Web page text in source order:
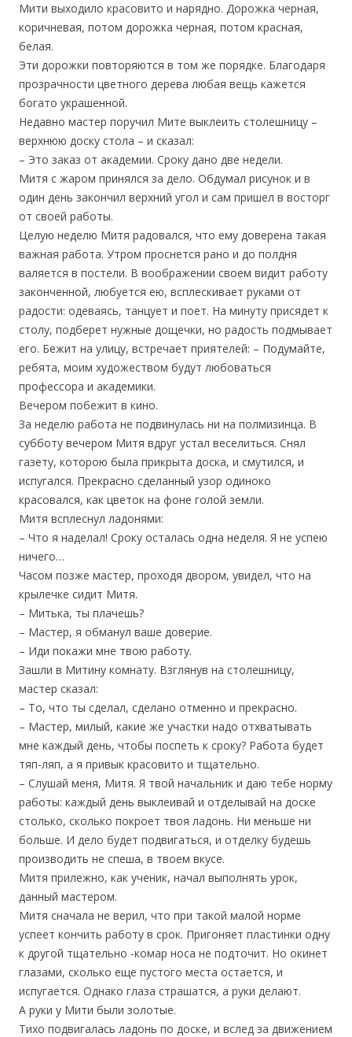
Мити выходило красовито и нарядно. Дорожка черная,
коричневая, потом дорожка черная, потом красная,
белая.
Эти дорожки повторяются в том же порядке. Благодаря
прозрачности цветного дерева любая вещь кажется
богато украшенной.
Недавно мастер поручил Мите выклеить столешницу –
верхнюю доску стола – и сказал:
– Это заказ от академии. Сроку дано две недели.
Митя с жаром принялся за дело. Обдумал рисунок и в
один день закончил верхний угол и сам пришел в восторг
от своей работы.
Целую неделю Митя радовался, что ему доверена такая
важная работа. Утром проснется рано и до полдня
валяется в постели. В воображении своем видит работу
законченной, любуется ею, всплескивает руками от
радости: одеваясь, танцует и поет. На минуту присядет к
столу, подберет нужные дощечки, но радость подмывает
его. Бежит на улицу, встречает приятелей: – Подумайте,
ребята, моим художеством будут любоваться
профессора и академики.
Вечером побежит в кино.
За неделю работа не подвинулась ни на полмизинца. В
субботу вечером Митя вдруг устал веселиться. Снял
газету, которою была прикрыта доска, и смутился, и
испугался. Прекрасно сделанный узор одиноко
красовался, как цветок на фоне голой земли.
Митя всплеснул ладонями:
– Что я наделал! Сроку осталась одна неделя. Я не успею
ничего…
Часом позже мастер, проходя двором, увидел, что на
крылечке сидит Митя.
– Митька, ты плачешь?
– Мастер, я обманул ваше доверие.
– Иди покажи мне твою работу.
Зашли в Митину комнату. Взглянув на столешницу,
мастер сказал:
– То, что ты сделал, сделано отменно и прекрасно.
– Мастер, милый, какие же участки надо отхватывать
мне каждый день, чтобы поспеть к сроку? Работа будет
тяп-ляп, а я привык красовито и тщательно.
– Слушай меня, Митя. Я твой начальник и даю тебе норму
работы: каждый день выклеивай и отделывай на доске
столько, сколько покроет твоя ладонь. Ни меньше ни
больше. И дело будет подвигаться, и отделку будешь
производить не спеша, в твоем вкусе.
Митя прилежно, как ученик, начал выполнять урок,
данный мастером.
Митя сначала не верил, что при такой малой норме
успеет кончить работу в срок. Пригоняет пластинки одну
к другой тщательно -комар носа не подточит. Но окинет
глазами, сколько еще пустого места остается, и
испугается. Однако глаза страшатся, а руки делают.
А руки у Мити были золотые.
Тихо подвигалась ладонь по доске, и вслед за движением